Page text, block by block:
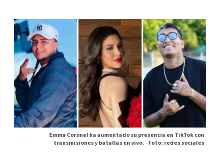
Emma Coronel ha aumentado su presencia en TikTok con
transmisiones y batallas en vivo. -Foto: redes sociales